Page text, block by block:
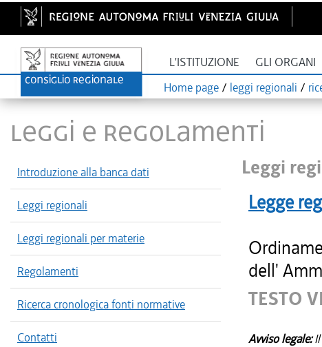
L'ISTITUZIONE GLI ORGANI
Home page / leggi regionali /
LEGGI E REGOLAMENTI
Introduzione alla banca dati
Leggi regionali
Leggi regionali per materie
Regolamenti
Ricerca cronologica fonti normative
Contatti
Leggi
Legge
dell'
TESTO
Avviso legale: